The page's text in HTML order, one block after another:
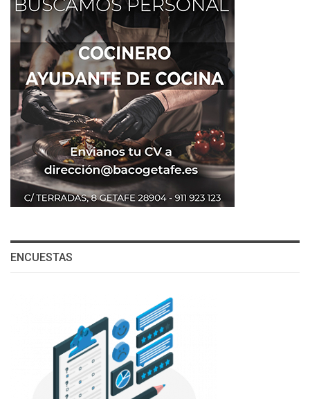
ENCUESTAS